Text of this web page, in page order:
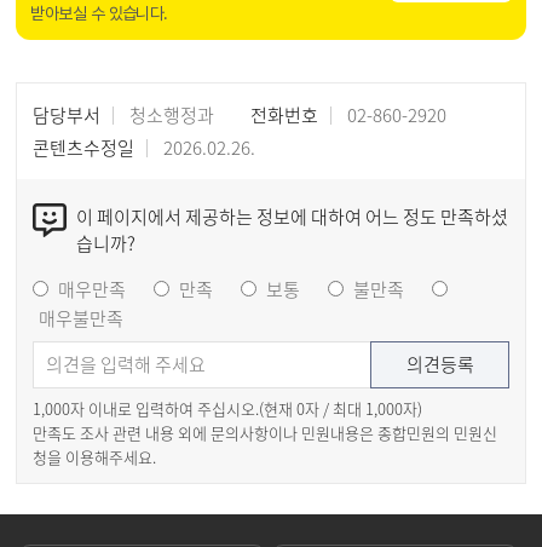
받아보실 수 있습니다.
담당부서 청소행정과 전화번호
02-860-2920
콘텐츠수정일
2026.02.26.
이 페이지에서 제공하는 정보에 대하여 어느 정도 만족하셨
습니까?
매우만족
만족 보통
불만족
매우불만족
1,000자 이내로 입력하여 주십시오.(현재 0자 / 최대 1,000자)
만족도 조사 관련 내용 외에 문의사항이나 민원내용은 종합민원의 민원신
청을 이용해주세요.